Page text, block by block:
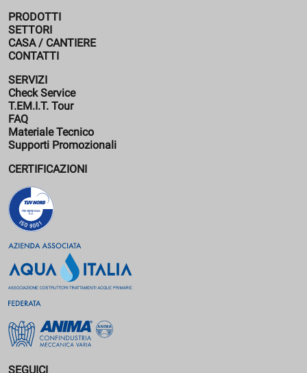
PRODOTTI
SETTORI
CASA / CANTIERE
CONTATTI
SERVIZI
Check Service
T.EM.I.T. Tour
FAQ
Materiale Tecnico
Supporti Promozionali
CERTIFICAZIONI
SEGUICI